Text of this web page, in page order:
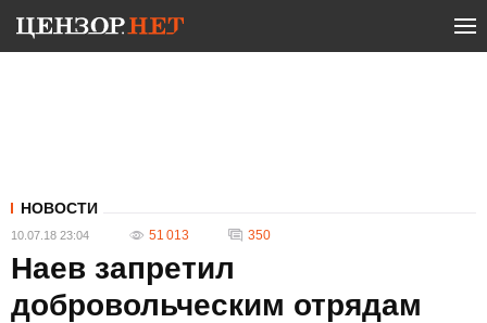
НОВОСТИ
10.07.18 23:04 51 013 350
Наев запретил
добровольческим отрядам